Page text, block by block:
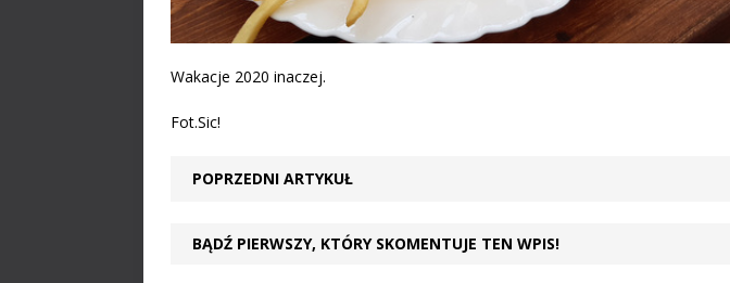
Wakacje 2020 inaczej.
Fot.Sic!
POPRZEDNI ARTYKUŁ
BĄDŹ PIERWSZY, KTÓRY SKOMENTUJE TEN WPIS!